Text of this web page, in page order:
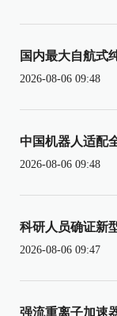
国内最大自航式
2026-08-06 09:48
中国机器人适配
2026-08-06 09:48
科研人员确证新
2026-08-06 09:47
强流重离子加速